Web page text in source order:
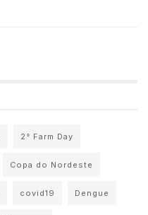
2° Farm Day
Copa do Nordeste
covid19 Dengue